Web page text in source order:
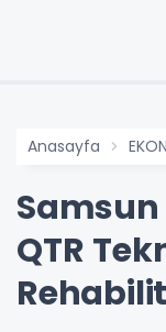
Anasayfa
QTR